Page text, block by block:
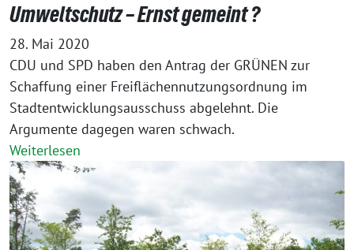
Umweltschutz – Ernst gemeint ?
28. Mai 2020
CDU und SPD haben den Antrag der GRÜNEN zur
Schaffung einer Freiflächennutzungsordnung im
Stadtentwicklungsausschuss abgelehnt. Die
Argumente dagegen waren schwach.
Weiterlesen